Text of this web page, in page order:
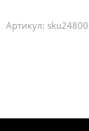
Артикул: